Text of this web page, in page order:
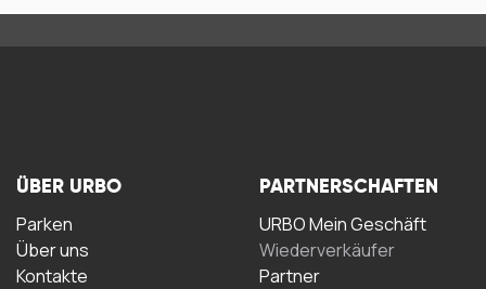
ÜBER URBO
Parken
Über uns
Kontakte
PARTNERSCHAFTEN
URBO Mein Geschäft
Wiederverkäufer
Partner